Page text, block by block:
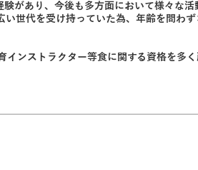
があり、今後も多方面において様々な活
い世代を受け持っていた為、年齢を問わ
ンストラクター等食に関する資格を多く